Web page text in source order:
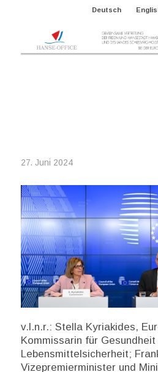
Deutsch
27. Juni 2024
v.l.n.r.: Stella Kyriakides,
Kommissarin für Gesundheit
Lebensmittelsicherheit;
Vizepremierminister und